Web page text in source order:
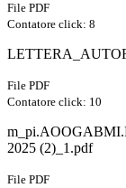
File PDF
Contatore click: 8
File PDF
Contatore click: 10
2025 (2)_1.pdf
File PDF